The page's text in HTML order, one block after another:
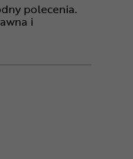
polecenia.
i